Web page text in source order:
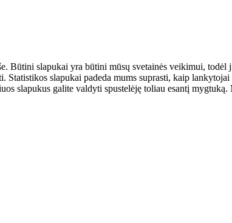
Būtini slapukai yra būtini mūsų svetainės veikimui,
slapukai padeda mums suprasti, kaip
slapukus galite valdyti spustelėję toliau esantį